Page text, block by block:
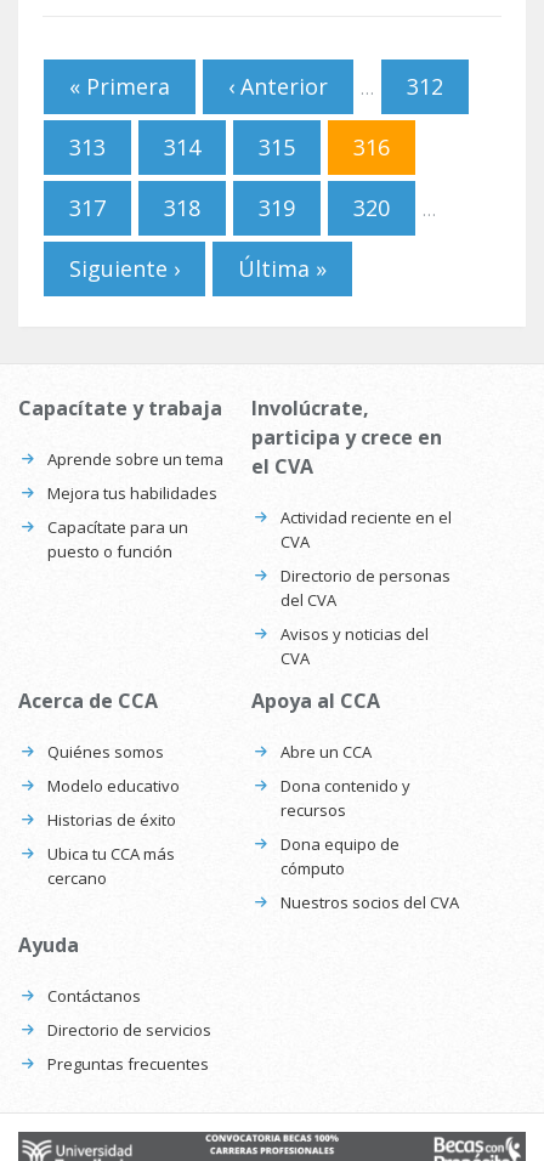
Páginas
« Primera ‹ Anterior … 312
313 314 315 316
317 318 319 320 …
Siguiente › Última »
Capacítate y trabaja
Aprende sobre un tema
Mejora tus habilidades
Capacítate para un
puesto o función
Involúcrate,
participa y crece en
el CVA
Actividad reciente en el
CVA
Directorio de personas
del CVA
Avisos y noticias del
CVA
Acerca de CCA
Quiénes somos
Modelo educativo
Historias de éxito
Ubica tu CCA más
cercano
Apoya al CCA
Abre un CCA
Dona contenido y
recursos
Dona equipo de
cómputo
Nuestros socios del CVA
Ayuda
Contáctanos
Directorio de servicios
Preguntas frecuentes